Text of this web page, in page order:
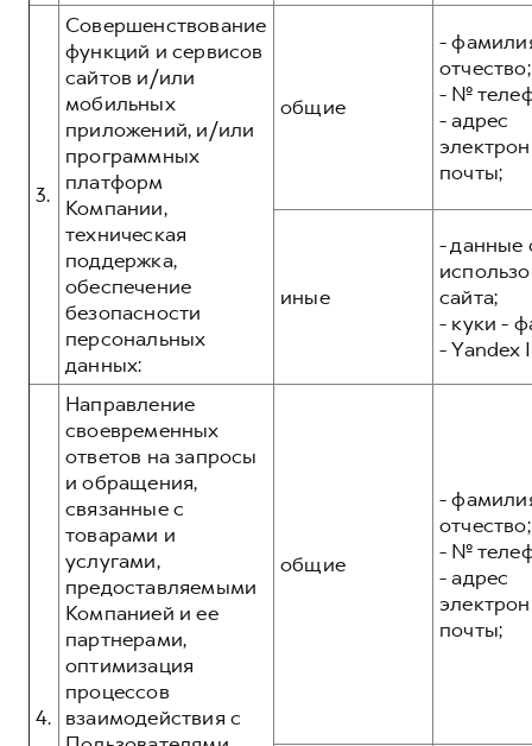
3.
Совершенствование
функций и сервисов
сайтов и/или
мобильных
приложений, и/или
программных
платформ
Компании,
техническая
поддержка,
обеспечение
безопасности
персональных
данных:
общие
-
отчество;
- №
- адрес
почты;
иные
- данные
сайта;
- куки -
- Yandex
4.
Направление
своевременных
ответов на запросы
и обращения,
связанные с
товарами и
услугами,
предоставляемыми
Компанией и ее
партнерами,
оптимизация
процессов
взаимодействия с
общие
-
отчество;
- №
- адрес
почты;